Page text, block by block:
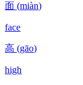
面 (miàn)
face
高 (gāo)
high